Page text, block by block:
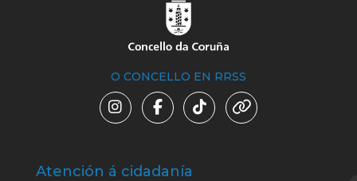
O CONCELLO EN RRSS
Atención á cidadanía